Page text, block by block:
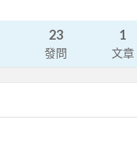
23
發問
1
文章